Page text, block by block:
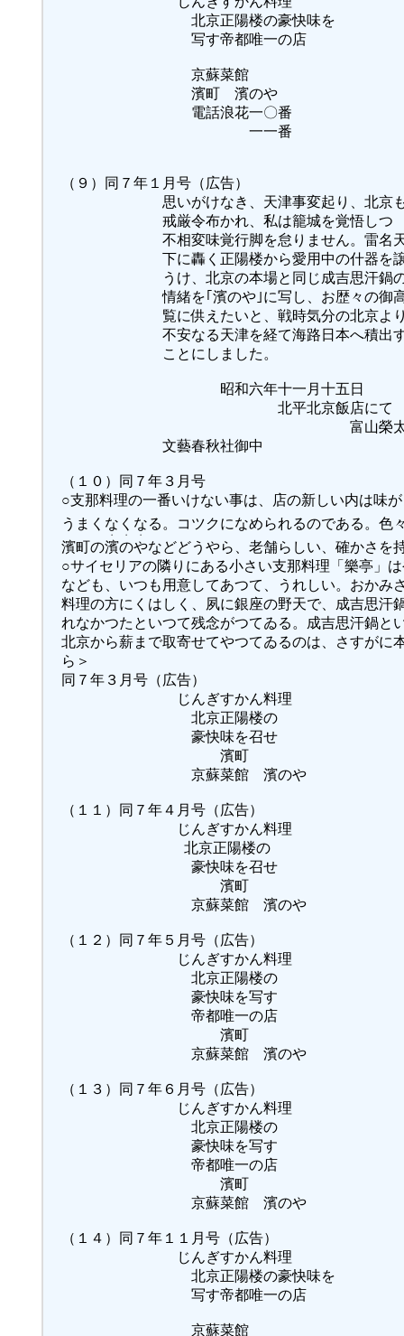
北京正陽楼の豪快味を
写す帝都唯一の店
京蘇菜館
濱町 濱のや
電話浪花一〇番
一一番
（９）同７年１月号（広告）
思いがけなき、天津事変起り、北京
戒厳令布かれ、私は籠城を覚悟しつ
不相変味覚行脚を怠りません。雷名
下に轟く正陽楼から愛用中の什器を
うけ、北京の本場と同じ成吉思汗鍋
情緒を｢濱のや｣に写し、お歴々の御
覧に供えたいと、戦時気分の北京よ
不安なる天津を経て海路日本へ積出
ことにしました。
昭和六年十一月十五日
北平北京飯店にて
富山榮太
文藝春秋社御中
（１０）同７年３月号
○支那料理の一番いけない事は、店の新しい内は味
うまくなくなる。コツクになめられるのである。色
濱町の濱のや
・・・
などどうやら、老舗らしい、確かさを
○サイセリアの隣りにある小さい支那料理「樂亭」
なども、いつも用意してあつて、うれしい。おかみ
料理の方にくはしく、夙に銀座の野天で、成吉思汗
れなかつたといつて残念がつてゐる。成吉思汗鍋と
北京から薪まで取寄せてやつてゐるのは、さすがに
ら＞
同７年３月号（広告）
じんぎすかん料理
北京正陽楼の
豪快味を召せ
濱町
京蘇菜館 濱のや
（１１）同７年４月号（広告）
じんぎすかん料理
北京正陽楼の
豪快味を召せ
濱町
京蘇菜館 濱のや
（１２）同７年５月号（広告）
じんぎすかん料理
北京正陽楼の
豪快味を写す
帝都唯一の店
濱町
京蘇菜館 濱のや
（１３）同７年６月号（広告）
じんぎすかん料理
北京正陽楼の
豪快味を写す
帝都唯一の店
濱町
京蘇菜館 濱のや
（１４）同７年１１月号（広告）
じんぎすかん料理
北京正陽楼の豪快味を
写す帝都唯一の店
京蘇菜館